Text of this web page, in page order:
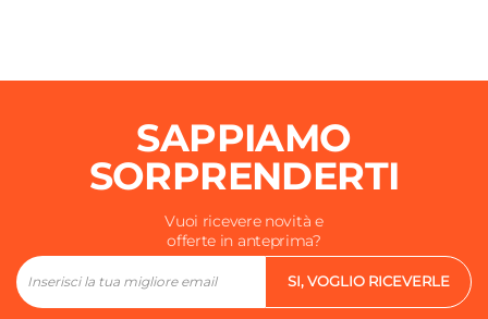
SAPPIAMO
SORPRENDERTI
Vuoi ricevere novità e
offerte in anteprima?
SI, VOGLIO RICEVERLE